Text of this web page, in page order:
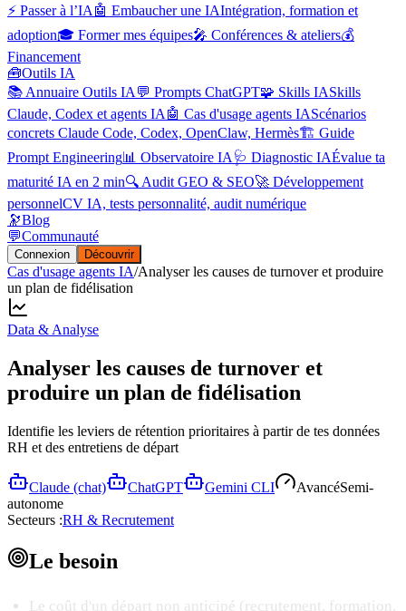
⚡ Passer à l’IA 🤖 Embaucher une IAIntégration, formation et
adoption🎓 Former mes équipes🎤 Conférences & ateliers💰
Financement
🧰Outils IA
📚 Annuaire Outils IA 💬 Prompts ChatGPT🧩 Skills IASkills
Claude, Codex et agents IA 🤖 Cas d'usage agents IAScénarios
concrets Claude Code, Codex, OpenClaw, Hermès🏗️ Guide
Prompt Engineering📊 Observatoire IA 🩺 Diagnostic IAÉvalue ta
maturité IA en 2 min🔍 Audit GEO & SEO🚀 Développement
personnelCV IA, tests personnalité, audit numérique
🔭Blog
💬Communauté
Connexion Découvrir
Cas d'usage agents IA/Analyser les causes de turnover et produire
un plan de fidélisation
Data & Analyse
Analyser les causes de turnover et
produire un plan de fidélisation
Identifie les leviers de rétention prioritaires à partir de tes données
RH et des entretiens de départ
Claude (chat) ChatGPT Gemini CLI AvancéSemi-
autonome
Secteurs :RH & Recrutement
Le besoin
Le coût d'un départ non anticipé (recrutement, formation,